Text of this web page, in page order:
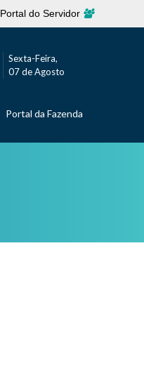
Portal do Servidor
Sexta-Feira,
07 de Agosto
Portal da Fazenda